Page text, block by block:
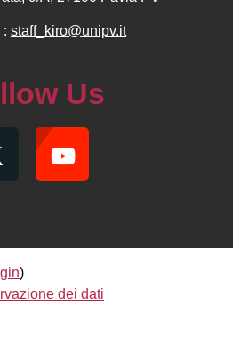
: staff_kiro@unipv.it
Us
)
dei dati